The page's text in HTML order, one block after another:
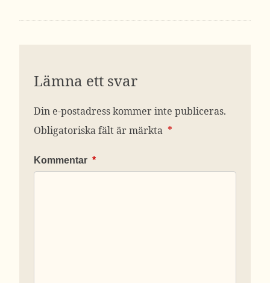
Lämna ett svar
Din e-postadress kommer inte publiceras.
Obligatoriska fält är märkta *
Kommentar *